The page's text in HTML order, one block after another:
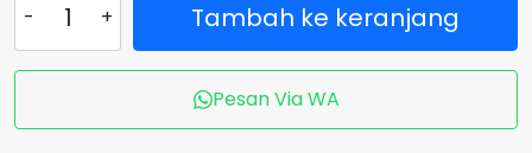
ASUS
ROG
STRIX
Tambah ke keranjang
Pesan Via WA